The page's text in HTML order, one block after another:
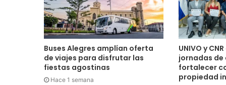
Buses Alegres amplían oferta
de viajes para disfrutar las
fiestas agostinas
Hace 1 semana
UNIVO y
jornadas
fortalecer
propiedad